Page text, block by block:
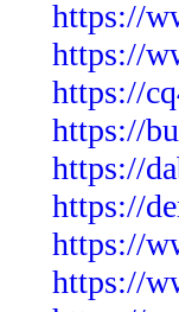
https://
https://
https://
https://
https://
https://
https://
https://